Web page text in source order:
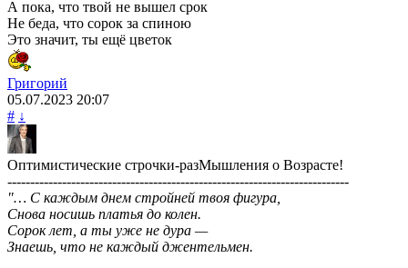
А пока, что твой не вышел срок
Не беда, что сорок за спиною
Это значит, ты ещё цветок
Григорий
05.07.2023 20:07
# ↓
Оптимистические строчки-разМышления о Возрасте!
---------------------------------------------------------------------------
"… С каждым днем стройней твоя фигура,
Снова носишь платья до колен.
Сорок лет, а ты уже не дура —
Знаешь, что не каждый джентельмен.